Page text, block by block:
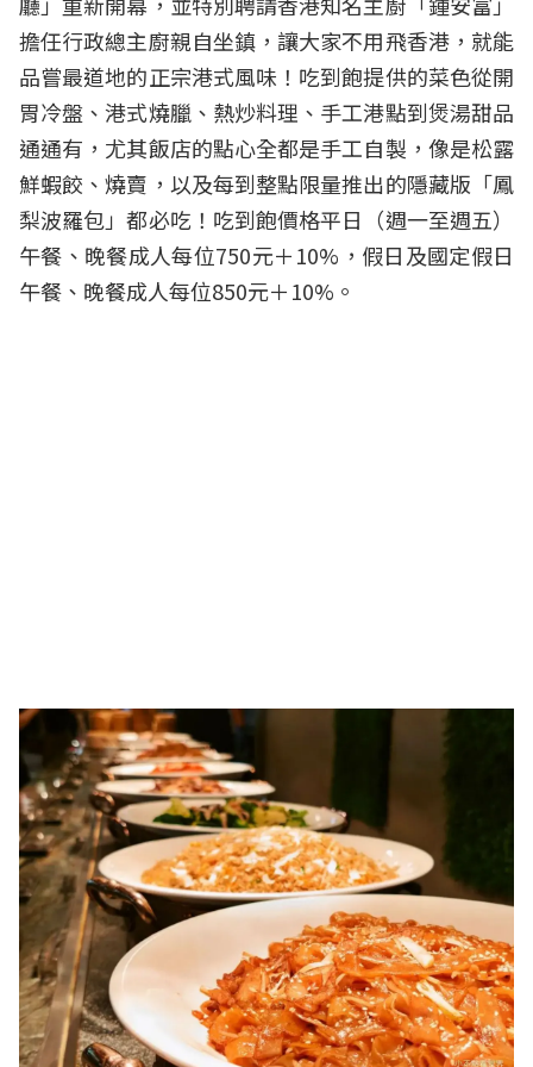
擔任行政總主廚親自坐鎮，讓大家不用飛香港，就能
品嘗最道地的正宗港式風味！吃到飽提供的菜色從開
胃冷盤、港式燒臘、熱炒料理、手工港點到煲湯甜品
通通有，尤其飯店的點心全都是手工自製，像是松露
鮮蝦餃、燒賣，以及每到整點限量推出的隱藏版「鳳
梨波羅包」都必吃！吃到飽價格平日（週一至週五）
午餐、晚餐成人每位750元＋10%，假日及國定假日
午餐、晚餐成人每位850元＋10%。